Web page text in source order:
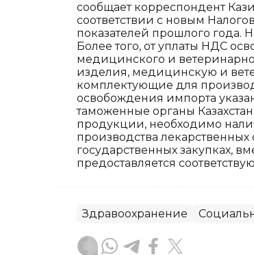
сообщает корреспондент
соответствии с новым
показателей прошлого года.
Более того, от уплаты НДС
медицинского и
изделия, медицинскую и
комплектующие для
освобождения импорта
таможенные органы
продукции, необходимо
производства лекарственных
государственных закупках,
предоставляется
Здравоохранение